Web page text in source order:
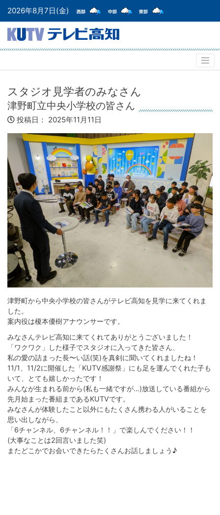
2026年8月7日(金)
スタジオ見学者のみなさん
津野町立中央小学校の皆さん
投稿日： 2025年11月11日
津野町から中央小学校の皆さんがテレビ高知を見学に来てくれま
した。
案内役は榎本優樹アナウンサーです。
みなさんテレビ高知に来てくれてありがとうございました！
「ワクワク」した様子でスタジオに入ってきた皆さん、
私の愛の詰まった長〜い話(笑)を真剣に聞いてくれましたね！
11/1、11/2に開催した「KUTV感謝祭」にも足を運んでくれた子も
いて、とても嬉しかったです！
みんなが生まれる前から(私も一緒ですが…)放送している番組から
先月始まった番組まであるKUTVです。
みなさんが体験したこと以外にもたくさん携わる人がいることを
思い出しながら、
「6チャンネル、6チャンネル！！」で楽しんでください！！
(大事なことは2回言いました笑)
またどこかでお会いできたらたくさんお話しましょう♪